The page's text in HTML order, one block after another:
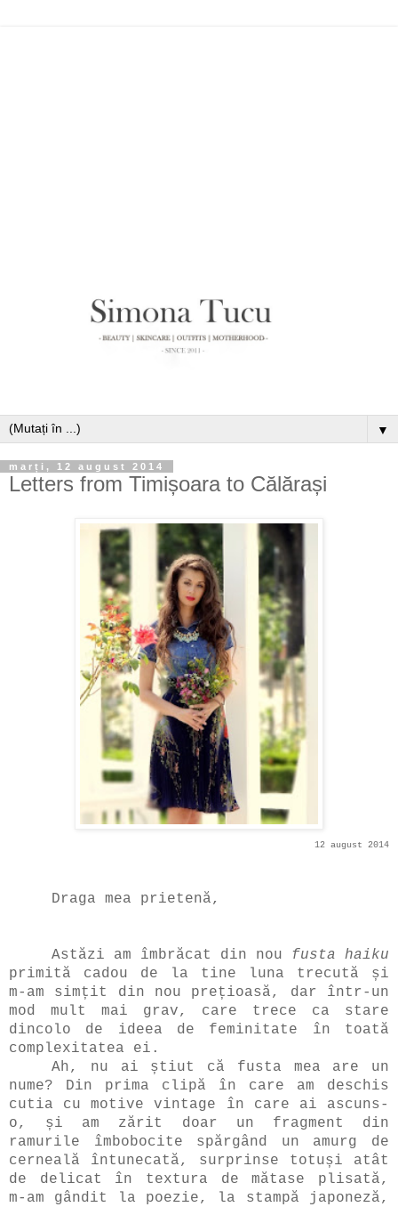
▼
marți, 12 august 2014
Letters from Timișoara to Călărași
12 august 2014
Draga mea prietenă,
Astăzi am îmbrăcat din nou fusta haiku
primită cadou de la tine luna trecută și
m-am simțit din nou prețioasă, dar într-un
mod mult mai grav, care trece ca stare
dincolo de ideea de feminitate în toată
complexitatea ei.
Ah, nu ai știut că fusta mea are un
nume? Din prima clipă în care am deschis
cutia cu motive vintage în care ai ascuns-
o, și am zărit doar un fragment din
ramurile îmbobocite spărgând un amurg de
cerneală întunecată, surprinse totuși atât
de delicat în textura de mătase plisată,
m-am gândit la poezie, la stampă japoneză,